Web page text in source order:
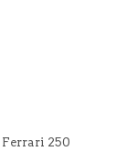
Ferrari 250